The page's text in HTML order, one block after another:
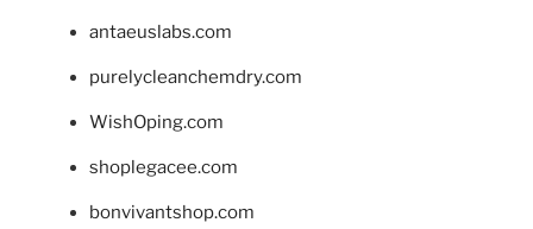
antaeuslabs.com
purelycleanchemdry.com
WishOping.com
shoplegacee.com
bonvivantshop.com